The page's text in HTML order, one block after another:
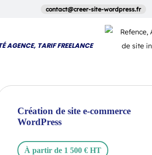
contact@creer-site-wordpress.fr
AGENCE, TARIF FREELANCE
Création de site e-commerce
WordPress
À partir de 1 500 € HT